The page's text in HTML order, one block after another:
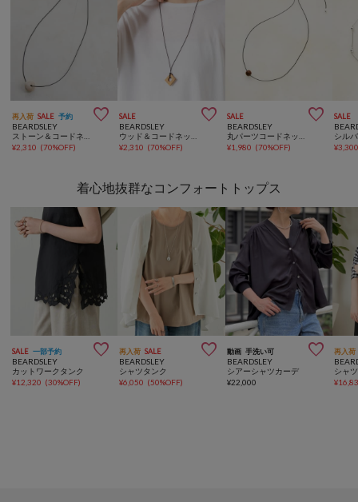
再入荷 SALE 予約 
BEARDSLEY
¥2,310 (70%OFF)
SALE 
BEARDSLEY
¥2,310 (70%OFF)
SALE 
BEARDSLEY
¥1,980 (70%OFF)
SALE
¥
着心地抜群なコンフォートトップス
SALE 一部予約 
BEARDSLEY
カットワークタンク
¥12,320 (30%OFF)
再入荷 SALE 
BEARDSLEY
シャツタンク
¥6,050 (50%OFF)
動画 手洗い可 
BEARDSLEY
シアーシャツカーデ
¥22,000
再入荷
シャ
¥